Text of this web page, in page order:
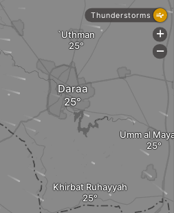
Khirbat Ruhayyah
Daraa
`Uthman
Umm al
Thunderstorms
+
-